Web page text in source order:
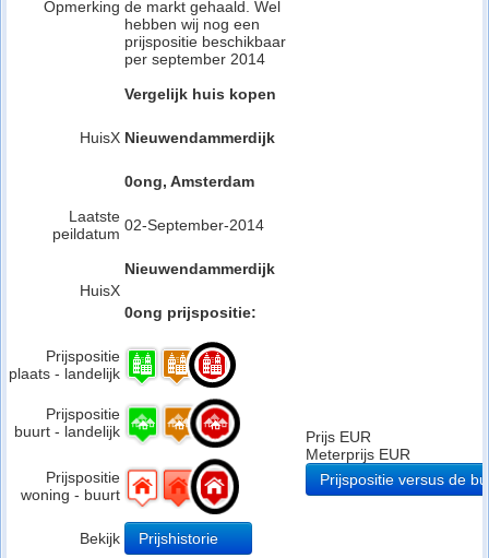
Opmerking de markt gehaald. Wel
hebben wij nog een
prijspositie beschikbaar
per september 2014
HuisX
Vergelijk huis kopen
Nieuwendammerdijk
0ong, Amsterdam
Laatste
peildatum 02-September-2014
HuisX
Nieuwendammerdijk
0ong prijspositie:
Prijspositie
plaats - landelijk
Prijspositie
buurt - landelijk
Prijspositie
woning - buurt
Bekijk Prijshistorie
Prijs EUR
Meterprijs EUR
Prijspositie versus de